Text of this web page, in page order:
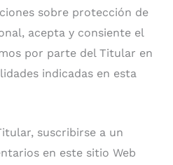
sobre protección de
acepta y consiente el
por parte del Titular en
indicadas en esta
suscribirse a un
en este sitio Web